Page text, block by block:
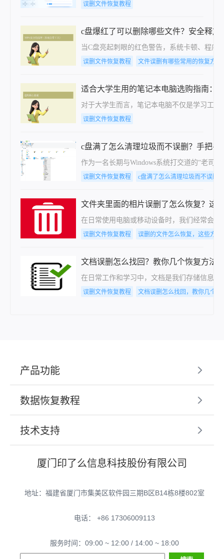
误删文件恢复教程
c盘爆红了可以删除哪些文件？安全释放
当C盘亮起刺眼的红色警告，系统卡顿、程序
误删文件恢复教程 文件误删有哪些常用的恢复方法
适合大学生用的笔记本电脑选购指南：
对于大学生而言，笔记本电脑不仅是学习工
误删文件恢复教程
c盘满了怎么清理垃圾而不误删？手把
作为一名长期与Windows系统打交道的“老司
误删文件恢复教程 c盘满了怎么清理垃圾而不误删
文件夹里面的相片误删了怎么恢复？这
在日常使用电脑或移动设备时，我们经常会
误删文件恢复教程 误删的文件怎么恢复，这些方法
文档误删怎么找回？教你几个恢复方法
在日常工作和学习中，文档是我们存储信息
误删文件恢复教程 文档误删怎么找回，教你几个方
产品功能
数据恢复教程
技术支持
厦门印了么信息科技股份有限公司
地址：福建省厦门市集美区软件园三期B区B14栋8楼802室
电话： +86 17306009113
服务时间：09:00 ~ 12:00 / 14:00 ~ 18:00